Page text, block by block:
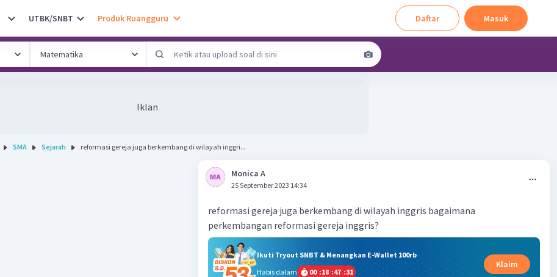
UTBK/SNBT Produk Ruangguru Daftar Masuk
Iklan
SMA Sejarah reformasi gereja juga berkembang di wilayah inggri...
Monica A
25 September 2023 14:34
reformasi gereja juga berkembang di wilayah inggris bagaimana
perkembangan reformasi gereja inggris?
Ikuti Tryout SNBT & Menangkan E-Wallet 100rb
Habis dalam
00 :18 :47 :31
Klaim